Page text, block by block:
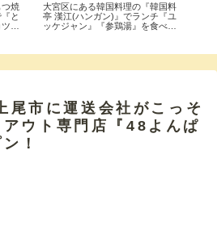
『福
店
クレヨンしんちゃんの町『春日部
市』『春日部駅』『ララガーデン
春日部』『イトーヨーカドー』で
市に運送会社がこっそ
ウト専門店『48よんぱ
！